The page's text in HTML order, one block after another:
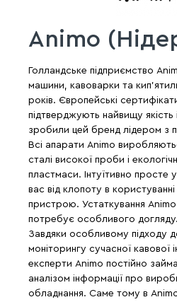
Animo
Голландське підприємство
машини, кавоварки та
років. Європейські
підтверджують найвищу якість
зробили цей бренд лідером з
Всі апарати Animo
сталі високої проби і
пластмаси. Інтуїтивно просте
вас від клопоту в
пристрою. Устаткування Animo
потребує особливого догляду.
Завдяки особливому підходу
моніторингу сучасної кавової
експерти Animo постійно
аналізом інформації про
обладнання. Саме тому в